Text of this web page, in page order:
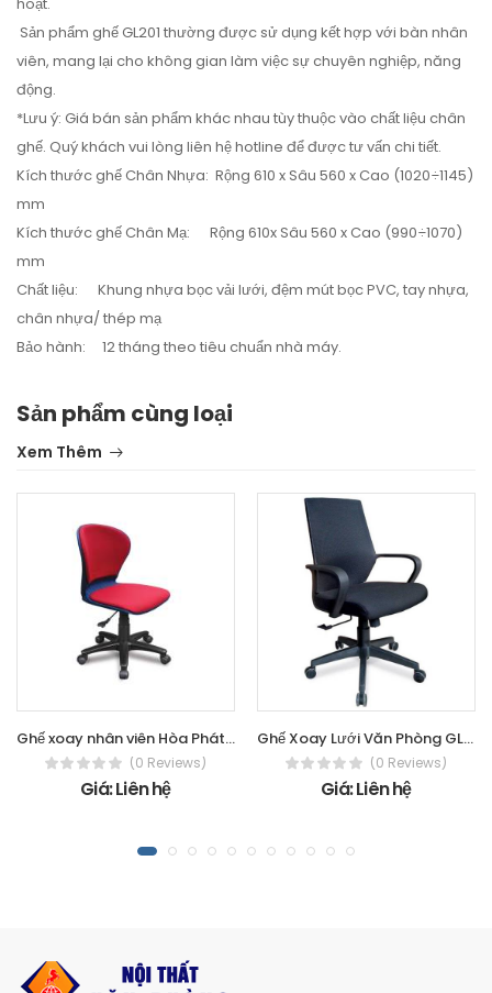
Sản phẩm ghế GL201 thường được sử dụng kết hợp với bàn nhân
viên, mang lại cho không gian làm việc sự chuyên nghiệp, năng
động.
*Lưu ý: Giá bán sản phẩm khác nhau tùy thuộc vào chất liệu chân
ghế. Quý khách vui lòng liên hệ hotline để được tư vấn chi tiết.
Kích thước ghế Chân Nhựa: Rộng 610 x Sâu 560 x Cao (1020÷1145)
mm
Kích thước ghế Chân Mạ: Rộng 610x Sâu 560 x Cao (990÷1070)
mm
Chất liệu: Khung nhựa bọc vải lưới, đệm mút bọc PVC, tay nhựa,
chân nhựa/ thép mạ
Bảo hành: 12 tháng theo tiêu chuẩn nhà máy.
Sản phẩm cùng loại
Xem Thêm
Ghế xoay nhân viên Hòa Phát - The One
(0 Reviews)
Giá: Liên hệ
Ghế Xoay Lưới Văn Phòng GL112
(0 Reviews)
Giá: Liên hệ